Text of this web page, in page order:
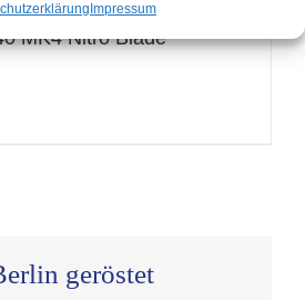
Impressum
MK4 Nitro Blade
geröstet